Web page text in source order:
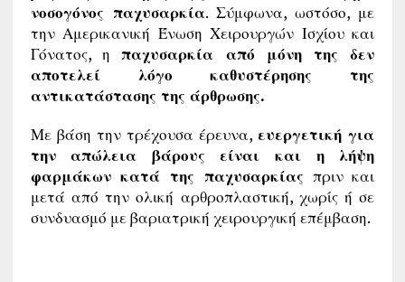
νοσογόνος παχυσαρκία. Σύμφωνα, ωστόσο, με
την Αμερικανική Ένωση Χειρουργών Ισχίου και
Γόνατος, ηπαχυσαρκία από μόνη της δεν
αποτελεί λόγο καθυστέρησης της
αντικατάστασης της άρθρωσης.
Με βάση την τρέχουσα έρευνα,ευεργετική για
την απώλεια βάρους είναι και η λήψη
φαρμάκων κατά της παχυσαρκίας πριν και
μετά από την ολική αρθροπλαστική, χωρίς ή σε
συνδυασμό με βαριατρική χειρουργική επέμβαση.